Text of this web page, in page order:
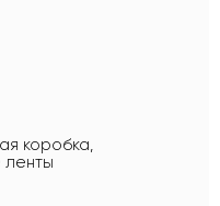
коробка,
ленты